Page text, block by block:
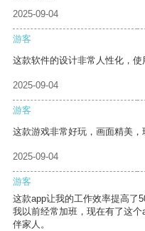
2025-09-04
游客
这款软件的设计非常人性化，使
2025-09-04
游客
这款游戏非常好玩，画面精美，
2025-09-04
游客
这款app让我的工作效率提高了
我以前经常加班，现在有了这
伴家人。